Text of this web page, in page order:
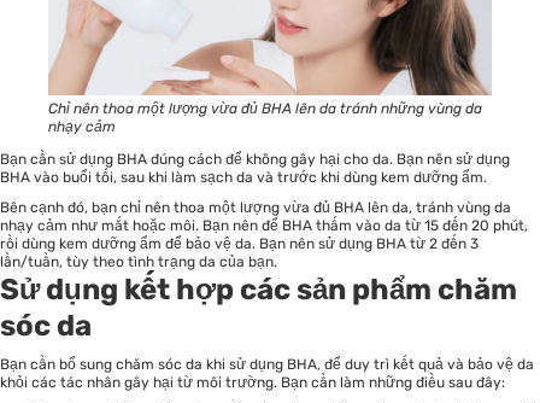
Chỉ nên thoa một lượng vừa đủ BHA lên da tránh những vùng da
nhạy cảm
Bạn cần sử dụng BHA đúng cách để không gây hại cho da. Bạn nên sử dụng
BHA vào buổi tối, sau khi làm sạch da và trước khi dùng kem dưỡng ẩm.
Bên cạnh đó, bạn chỉ nên thoa một lượng vừa đủ BHA lên da, tránh vùng da
nhạy cảm như mắt hoặc môi. Bạn nên để BHA thấm vào da từ 15 đến 20 phút,
rồi dùng kem dưỡng ẩm để bảo vệ da. Bạn nên sử dụng BHA từ 2 đến 3
lần/tuần, tùy theo tình trạng da của bạn.
Sử dụng kết hợp các sản phẩm chăm
sóc da
Bạn cần bổ sung chăm sóc da khi sử dụng BHA, để duy trì kết quả và bảo vệ da
khỏi các tác nhân gây hại từ môi trường. Bạn cần làm những điều sau đây: